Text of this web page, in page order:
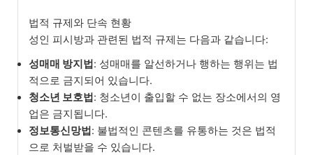
법적 규제와 단속 현황
성인 피시방과 관련된 법적 규제는 다음과 같습니다:
성매매 방지법: 성매매를 알선하거나 행하는 행위는 법
적으로 금지되어 있습니다.
청소년 보호법: 청소년이 출입할 수 없는 장소에서의 영
업은 금지됩니다.
정보통신망법: 불법적인 콘텐츠를 유통하는 것은 법적
으로 처벌받을 수 있습니다.